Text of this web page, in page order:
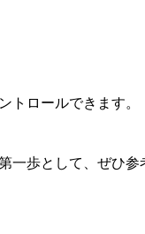
トロールできます。
歩として、ぜひ参